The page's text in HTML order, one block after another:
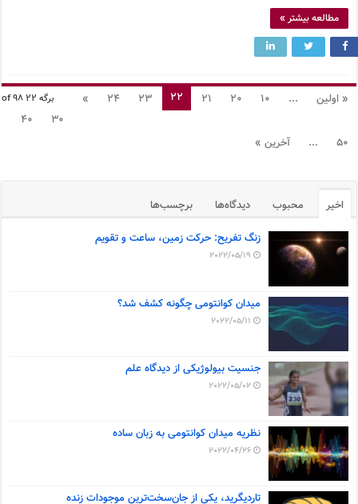
مطالعه بیشتر »
برگه 22 of 98 « اولین ...
10
20
21
22
23
24
30
40
50
... آخرین »
اخیر محبوب دیدگاه‌ها برچسب‌ها
زنگ تفریح: حرکت زمین، ساعت و تقویم
2022/05/19
میدان کوانتومی چگونه کشف شد؟
2022/05/11
جنسیت بیولوژیکی از دیدگاه علم
2022/05/02
نظریه میدان کوانتومی به زبان ساده
2022/04/26
تاردیگرید، یکی از جان‌سخت‌ترین موجودات زنده